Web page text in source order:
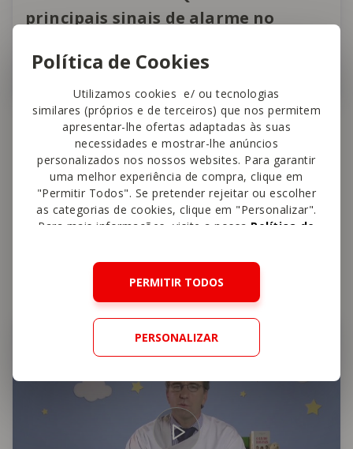
Política de Cookies
Utilizamos cookies e/ ou tecnologias
similares (próprios e de terceiros) que nos permitem
apresentar-lhe ofertas adaptadas às suas
necessidades e mostrar-lhe anúncios
personalizados nos nossos websites. Para garantir
uma melhor experiência de compra, clique em
"Permitir Todos". Se pretender rejeitar ou escolher
as categorias de cookies, clique em "Personalizar".
Para mais informações, visite a nossa Política de
PERMITIR TODOS
PERSONALIZAR
principais sinais de alarme no
Veja também
Aprendizagem e Divertimento